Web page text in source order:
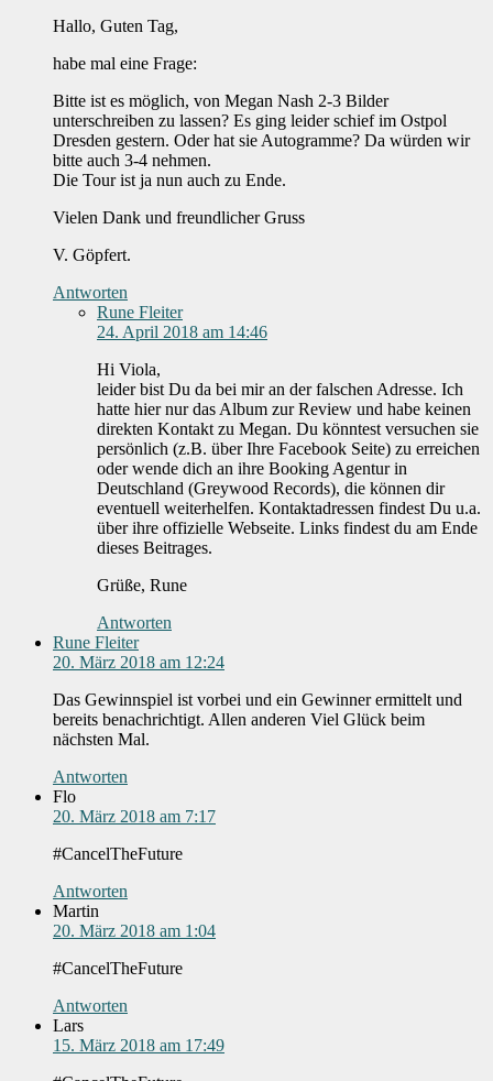
Hallo, Guten Tag,
habe mal eine Frage:
Bitte ist es möglich, von Megan Nash 2-3 Bilder
unterschreiben zu lassen? Es ging leider schief im Ostpol
Dresden gestern. Oder hat sie Autogramme? Da würden wir
bitte auch 3-4 nehmen.
Die Tour ist ja nun auch zu Ende.
Vielen Dank und freundlicher Gruss
V. Göpfert.
Antworten
Rune Fleiter
24. April 2018 am 14:46
Hi Viola,
leider bist Du da bei mir an der falschen Adresse. Ich
hatte hier nur das Album zur Review und habe keinen
direkten Kontakt zu Megan. Du könntest versuchen sie
persönlich (z.B. über Ihre Facebook Seite) zu erreichen
oder wende dich an ihre Booking Agentur in
Deutschland (Greywood Records), die können dir
eventuell weiterhelfen. Kontaktadressen findest Du u.a.
über ihre offizielle Webseite. Links findest du am Ende
dieses Beitrages.
Grüße, Rune
Antworten
Rune Fleiter
20. März 2018 am 12:24
Das Gewinnspiel ist vorbei und ein Gewinner ermittelt und
bereits benachrichtigt. Allen anderen Viel Glück beim
nächsten Mal.
Antworten
Flo
20. März 2018 am 7:17
#CancelTheFuture
Antworten
Martin
20. März 2018 am 1:04
#CancelTheFuture
Antworten
Lars
15. März 2018 am 17:49